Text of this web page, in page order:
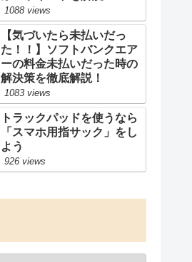
1088 views
【気づいたら未払いだっ
た！！】ソフトバンクエア
ーの料金未払いだった時の
解決策を徹底解説！
1083 views
トラックパッドを使うなら
「スマホ用指サック」をし
よう
926 views